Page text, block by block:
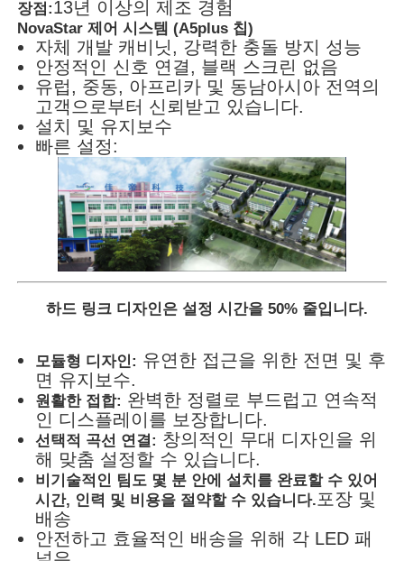
장점:13년 이상의 제조 경험
NovaStar 제어 시스템 (A5plus 칩)
자체 개발 캐비닛, 강력한 충돌 방지 성능
안정적인 신호 연결, 블랙 스크린 없음
유럽, 중동, 아프리카 및 동남아시아 전역의
고객으로부터 신뢰받고 있습니다.
설치 및 유지보수
빠른 설정:
하드 링크 디자인은 설정 시간을 50% 줄입니다.
모듈형 디자인: 유연한 접근을 위한 전면 및 후
면 유지보수.
원활한 접합: 완벽한 정렬로 부드럽고 연속적
인 디스플레이를 보장합니다.
선택적 곡선 연결: 창의적인 무대 디자인을 위
해 맞춤 설정할 수 있습니다.
비기술적인 팀도 몇 분 안에 설치를 완료할 수 있어
시간, 인력 및 비용을 절약할 수 있습니다.포장 및
배송
안전하고 효율적인 배송을 위해 각 LED 패